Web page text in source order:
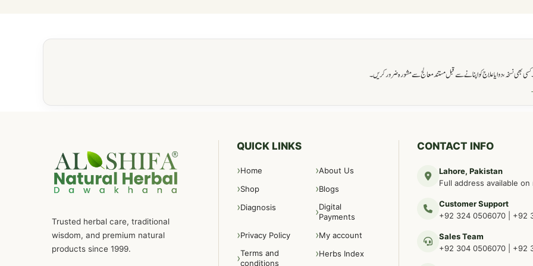
نسخہ، دوا یا علاج کو اپنانے سے قبل مستند معالج سے مشورہ ضرور کریں۔
Trusted herbal care, traditional
wisdom, and premium natural
products since 1999.
QUICK LINKS
Home
About Us
Shop
Blogs
Diagnosis
Digital
Payments
Privacy Policy
My account
Terms and
conditions
Herbs Index
CONTACT INFO
Lahore, Pakistan
Full address available
Customer Support
+92 324 0506070
+92
Sales Team
+92 304 0506070
+92